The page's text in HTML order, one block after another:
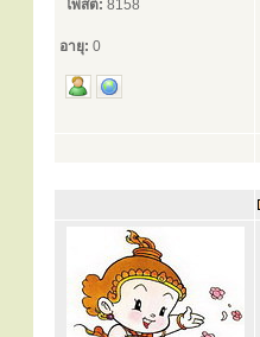
โพสต์: 8158
อายุ: 0